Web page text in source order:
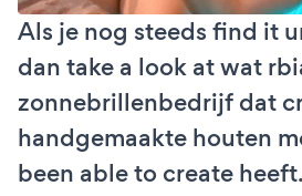
Als je nog steeds find it
dan take a look at wat
zonnebrillenbedrijf dat
handgemaakte houten
been able to create heeft.